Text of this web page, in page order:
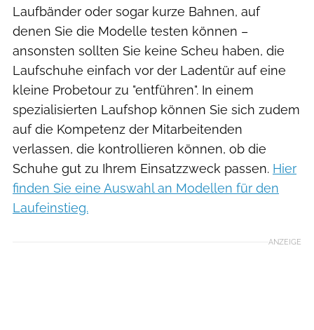
Laufbänder oder sogar kurze Bahnen, auf
denen Sie die Modelle testen können –
ansonsten sollten Sie keine Scheu haben, die
Laufschuhe einfach vor der Ladentür auf eine
kleine Probetour zu "entführen". In einem
spezialisierten Laufshop können Sie sich zudem
auf die Kompetenz der Mitarbeitenden
verlassen, die kontrollieren können, ob die
Schuhe gut zu Ihrem Einsatzzweck passen. Hier
finden Sie eine Auswahl an Modellen für den
Laufeinstieg.
ANZEIGE